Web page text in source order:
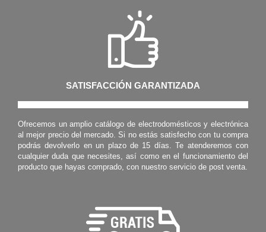
Ofrecemos un amplio catálogo de electrodomésticos y electrónica
al mejor precio del mercado. Si no estás satisfecho con tu compra
podrás devolverlo en un plazo de 15 días. Te atenderemos con
cualquier duda que necesites, así como en el funcionamiento del
Todas las compras que superen los 30€ sin gastos de envío,
tendrán envío gratuito en toda la península. No hacemos envíos a